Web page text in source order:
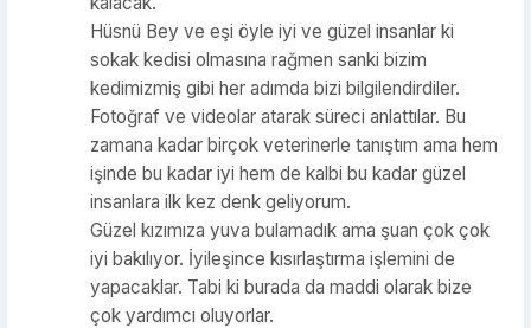
Hüsnü Bey ve eşi öyle iyi ve güzel insanlar ki
sokak kedisi olmasına rağmen sanki bizim
kedimizmiş gibi her adımda bizi bilgilendirdiler.
Fotoğraf ve videolar atarak süreci anlattılar. Bu
zamana kadar birçok veterinerle tanıştım ama hem
işinde bu kadar iyi hem de kalbi bu kadar güzel
insanlara ilk kez denk geliyorum.
Güzel kızımıza yuva bulamadık ama şuan çok çok
iyi bakılıyor. İyileşince kısırlaştırma işlemini de
yapacaklar. Tabi ki burada da maddi olarak bize
çok yardımcı oluyorlar.